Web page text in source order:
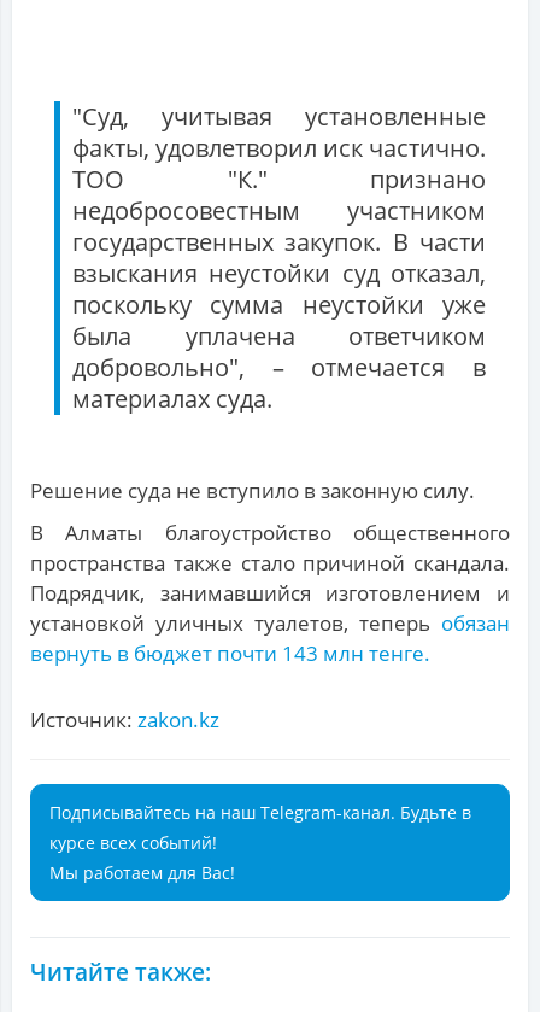
"Суд, учитывая установленные
факты, удовлетворил иск частично.
ТОО "К." признано
недобросовестным участником
государственных закупок. В части
взыскания неустойки суд отказал,
поскольку сумма неустойки уже
была уплачена ответчиком
добровольно", – отмечается в
материалах суда.
Решение суда не вступило в законную силу.
В Алматы благоустройство общественного
пространства также стало причиной скандала.
Подрядчик, занимавшийся изготовлением и
установкой уличных туалетов, теперь обязан
вернуть в бюджет почти 143 млн тенге.
Источник: zakon.kz
Подписывайтесь на наш Telegram-канал. Будьте в
курсе всех событий!
Мы работаем для Вас!
Читайте также: